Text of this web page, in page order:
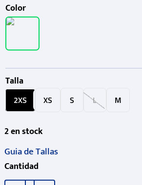
Color
Talla
2XS XS S L M
2en stock
Guia de Tallas
Cantidad